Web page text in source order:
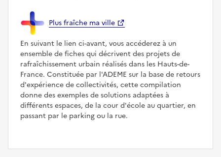
Plus fraîche ma ville
En suivant le lien ci-avant, vous accéderez à un
ensemble de fiches qui décrivent des projets de
rafraîchissement urbain réalisés dans les Hauts-de-
France. Constituée par l'ADEME sur la base de retours
d'expérience de collectivités, cette compilation
donne des exemples de solutions adaptées à
différents espaces, de la cour d'école au quartier, en
passant par le parking ou la rue.